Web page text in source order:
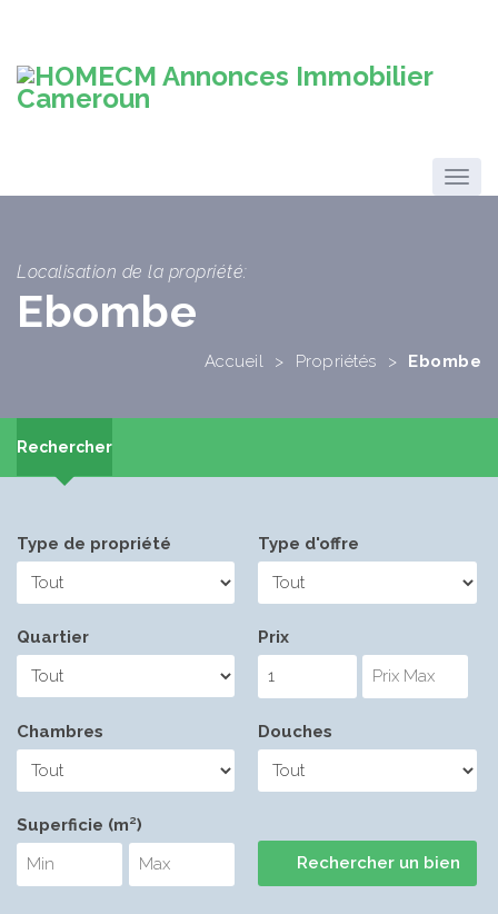
Localisation de la propriété:
Ebombe
Accueil > Propriétés > Ebombe
Rechercher
Type de propriété Type d'offre
Quartier Prix
Chambres Douches
Superficie (m²)